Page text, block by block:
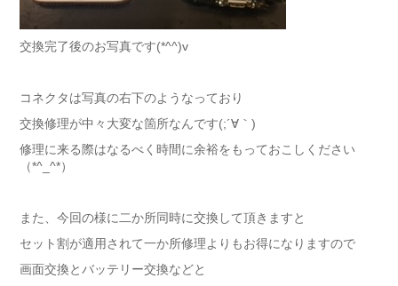
交換完了後のお写真です(*^^)v
コネクタは写真の右下のようなっており
交換修理が中々大変な箇所なんです(;´∀｀)
修理に来る際はなるべく時間に余裕をもっておこしください
（*^_^*）
また、今回の様に二か所同時に交換して頂きますと
セット割が適用されて一か所修理よりもお得になりますので
画面交換とバッテリー交換などと